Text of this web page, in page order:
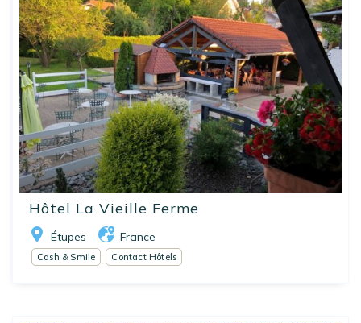
Hôtel La Vieille Ferme
Étupes France
Cash & Smile Contact Hôtels